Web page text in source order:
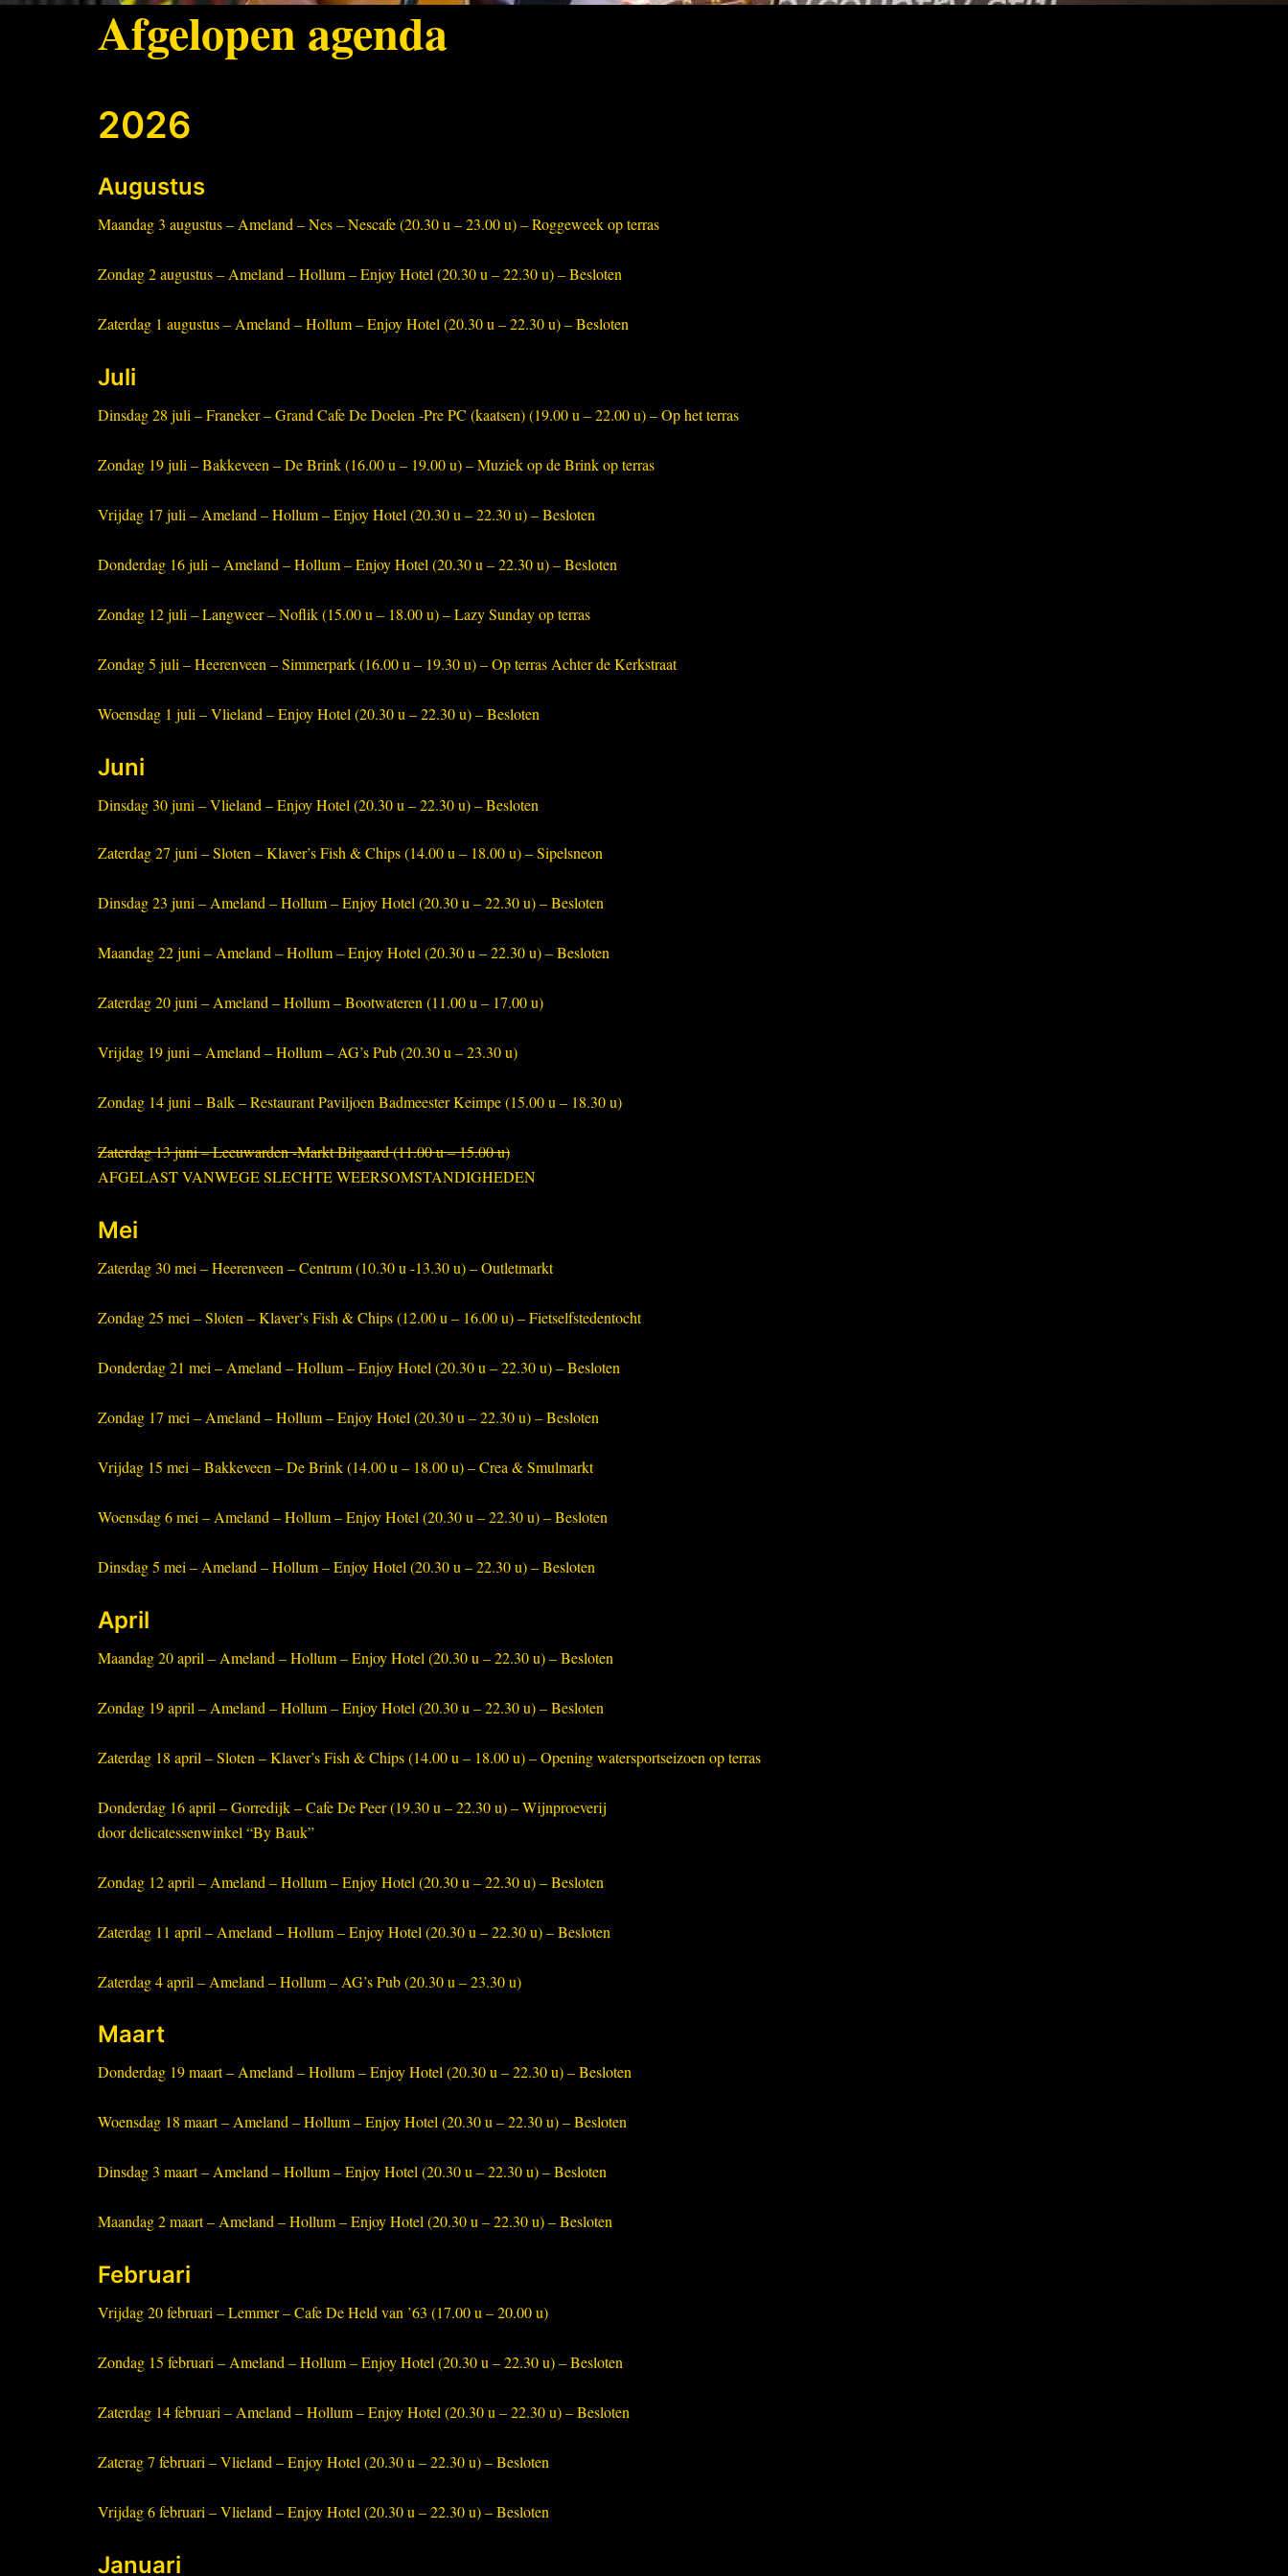
Afgelopen agenda
2026
Augustus
Maandag 3 augustus – Ameland – Nes – Nescafe (20.30 u – 23.00 u) – Roggeweek op terras
Zondag 2 augustus – Ameland – Hollum – Enjoy Hotel (20.30 u – 22.30 u) – Besloten
Zaterdag 1 augustus – Ameland – Hollum – Enjoy Hotel (20.30 u – 22.30 u) – Besloten
Juli
Dinsdag 28 juli – Franeker – Grand Cafe De Doelen -Pre PC (kaatsen) (19.00 u – 22.00 u) – Op het terras
Zondag 19 juli – Bakkeveen – De Brink (16.00 u – 19.00 u) – Muziek op de Brink op terras
Vrijdag 17 juli – Ameland – Hollum – Enjoy Hotel (20.30 u – 22.30 u) – Besloten
Donderdag 16 juli – Ameland – Hollum – Enjoy Hotel (20.30 u – 22.30 u) – Besloten
Zondag 12 juli – Langweer – Noflik (15.00 u – 18.00 u) – Lazy Sunday op terras
Zondag 5 juli – Heerenveen – Simmerpark (16.00 u – 19.30 u) – Op terras Achter de Kerkstraat
Woensdag 1 juli – Vlieland – Enjoy Hotel (20.30 u – 22.30 u) – Besloten
Juni
Dinsdag 30 juni – Vlieland – Enjoy Hotel (20.30 u – 22.30 u) – Besloten
Zaterdag 27 juni – Sloten – Klaver’s Fish & Chips (14.00 u – 18.00 u) – Sipelsneon
Dinsdag 23 juni – Ameland – Hollum – Enjoy Hotel (20.30 u – 22.30 u) – Besloten
Maandag 22 juni – Ameland – Hollum – Enjoy Hotel (20.30 u – 22.30 u) – Besloten
Zaterdag 20 juni – Ameland – Hollum – Bootwateren (11.00 u – 17.00 u)
Vrijdag 19 juni – Ameland – Hollum – AG’s Pub (20.30 u – 23.30 u)
Zondag 14 juni – Balk – Restaurant Paviljoen Badmeester Keimpe (15.00 u – 18.30 u)
Zaterdag 13 juni – Leeuwarden -Markt Bilgaard (11.00 u – 15.00 u)
AFGELAST VANWEGE SLECHTE WEERSOMSTANDIGHEDEN
Mei
Zaterdag 30 mei – Heerenveen – Centrum (10.30 u -13.30 u) – Outletmarkt
Zondag 25 mei – Sloten – Klaver’s Fish & Chips (12.00 u – 16.00 u) – Fietselfstedentocht
Donderdag 21 mei – Ameland – Hollum – Enjoy Hotel (20.30 u – 22.30 u) – Besloten
Zondag 17 mei – Ameland – Hollum – Enjoy Hotel (20.30 u – 22.30 u) – Besloten
Vrijdag 15 mei – Bakkeveen – De Brink (14.00 u – 18.00 u) – Crea & Smulmarkt
Woensdag 6 mei – Ameland – Hollum – Enjoy Hotel (20.30 u – 22.30 u) – Besloten
Dinsdag 5 mei – Ameland – Hollum – Enjoy Hotel (20.30 u – 22.30 u) – Besloten
April
Maandag 20 april – Ameland – Hollum – Enjoy Hotel (20.30 u – 22.30 u) – Besloten
Zondag 19 april – Ameland – Hollum – Enjoy Hotel (20.30 u – 22.30 u) – Besloten
Zaterdag 18 april – Sloten – Klaver’s Fish & Chips (14.00 u – 18.00 u) – Opening watersportseizoen op terras
Donderdag 16 april – Gorredijk – Cafe De Peer (19.30 u – 22.30 u) – Wijnproeverij
door delicatessenwinkel “By Bauk”
Zondag 12 april – Ameland – Hollum – Enjoy Hotel (20.30 u – 22.30 u) – Besloten
Zaterdag 11 april – Ameland – Hollum – Enjoy Hotel (20.30 u – 22.30 u) – Besloten
Zaterdag 4 april – Ameland – Hollum – AG’s Pub (20.30 u – 23.30 u)
Maart
Donderdag 19 maart – Ameland – Hollum – Enjoy Hotel (20.30 u – 22.30 u) – Besloten
Woensdag 18 maart – Ameland – Hollum – Enjoy Hotel (20.30 u – 22.30 u) – Besloten
Dinsdag 3 maart – Ameland – Hollum – Enjoy Hotel (20.30 u – 22.30 u) – Besloten
Maandag 2 maart – Ameland – Hollum – Enjoy Hotel (20.30 u – 22.30 u) – Besloten
Februari
Vrijdag 20 februari – Lemmer – Cafe De Held van ’63 (17.00 u – 20.00 u)
Zondag 15 februari – Ameland – Hollum – Enjoy Hotel (20.30 u – 22.30 u) – Besloten
Zaterdag 14 februari – Ameland – Hollum – Enjoy Hotel (20.30 u – 22.30 u) – Besloten
Zaterag 7 februari – Vlieland – Enjoy Hotel (20.30 u – 22.30 u) – Besloten
Vrijdag 6 februari – Vlieland – Enjoy Hotel (20.30 u – 22.30 u) – Besloten
Januari